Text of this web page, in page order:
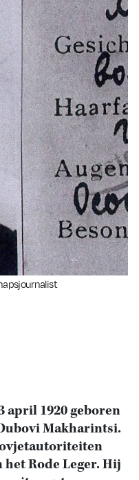
Zoek
april 1920 geboren
Makharintsi.
Rode Leger. Hij